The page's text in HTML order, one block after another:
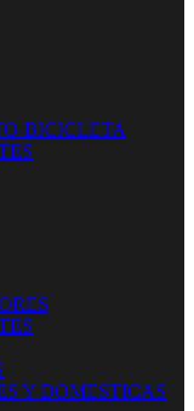
BICICLETA
Y DOMESTICAS